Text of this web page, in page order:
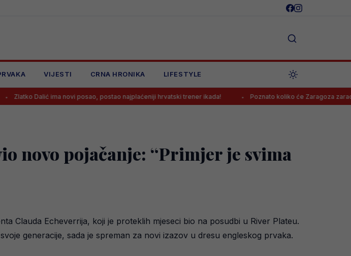
VIJESTI CRNA HRONIKA LIFESTYLE
ima novi posao, postao najplaćeniji hrvatski trener ikada! Poznato koliko će Zaragoza zaraditi prodajom
novo pojačanje: “Primjer je svima
Clauda Echeverrija, koji je proteklih mjeseci bio na posudbi u River Plateu.
generacije, sada je spreman za novi izazov u dresu engleskog prvaka.